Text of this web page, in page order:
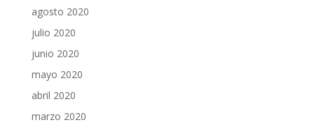
agosto 2020
julio 2020
junio 2020
mayo 2020
abril 2020
marzo 2020